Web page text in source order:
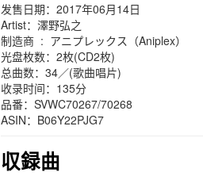
发售日期：2017年06月14日
Artist：澤野弘之
制造商 ‏ : ‎ アニプレックス（Aniplex）
光盘枚数：2枚(CD2枚)
总曲数：34／(歌曲唱片)
收录时间：135分
品番：SVWC70267/70268
ASIN：B06Y22PJG7
収録曲